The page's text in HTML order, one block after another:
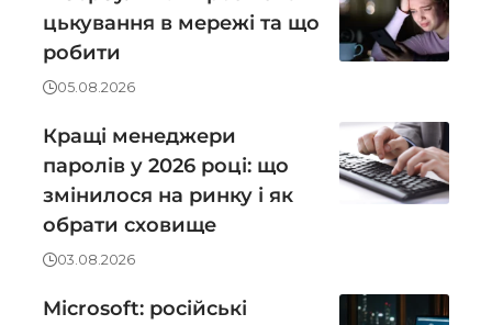
цькування в мережі та що
робити
05.08.2026
Кращі менеджери
паролів у 2026 році: що
змінилося на ринку і як
обрати сховище
03.08.2026
Microsoft: російські